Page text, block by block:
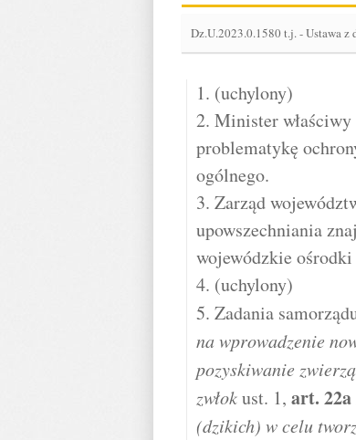
Dz.U.2023.0.1580 t.j.-Ustawa z
1. (uchylony)
2. Minister
problematykę
ogólnego.
3. Zarząd
upowszechniania
wojewódzkie
4. (uchylony)
5. Zadania
na wprowadzenie
pozyskiwanie
zwłokust. 1, art. 22a
(dzikich) w celu